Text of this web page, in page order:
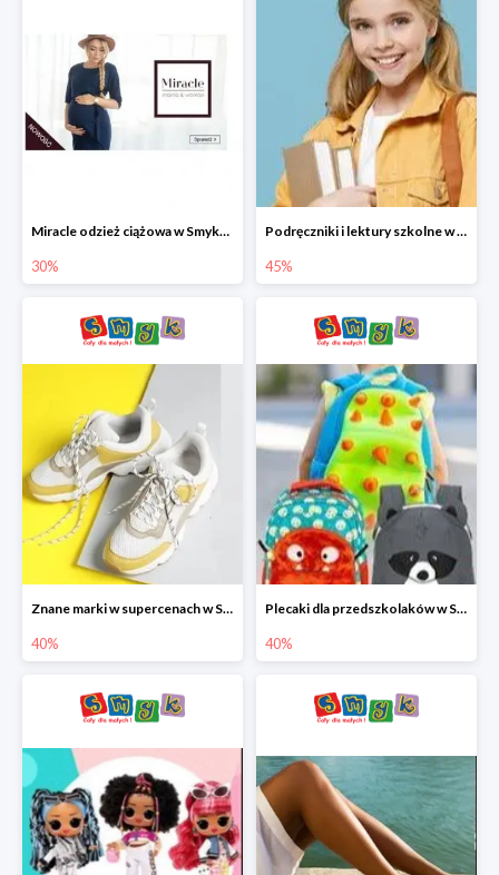
Miracle odzież ciążowa w Smyku co -30%
30%
Podręczniki i lektury szkolne w Smyku do -45%
45%
Znane marki w supercenach w Smyku - buty do -40%
40%
Plecaki dla przedszkolaków w Smyku do -40%
40%